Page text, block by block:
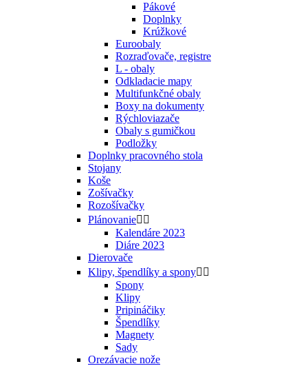
Pákové
Doplnky
Krúžkové
Euroobaly
Rozraďovače, registre
L - obaly
Odkladacie mapy
Multifunkčné obaly
Boxy na dokumenty
Rýchloviazače
Obaly s gumičkou
Podložky
Doplnky pracovného stola
Stojany
Koše
Zošívačky
Rozošívačky
Plánovanie 
Kalendáre 2023
Diáre 2023
Dierovače
Klipy, špendlíky a spony 
Spony
Klipy
Pripináčiky
Špendlíky
Magnety
Sady
Orezávacie nože